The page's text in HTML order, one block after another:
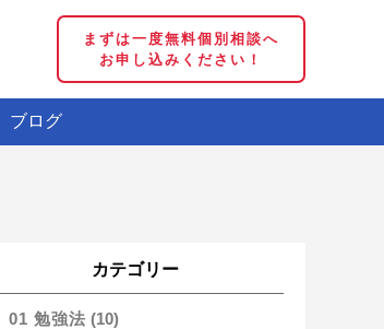
まずは一度無料個別相談へ
お申し込みください！
ブログ
カテゴリー
01 勉強法 (10)